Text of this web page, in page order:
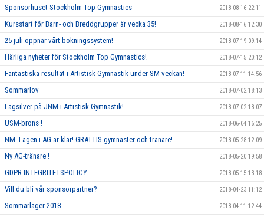
Sponsorhuset-Stockholm Top Gymnastics 2018-08-16 22:11
Kursstart för Barn- och Breddgrupper är vecka 35! 2018-08-16 12:30
25 juli öppnar vårt bokningssystem! 2018-07-19 09:14
Härliga nyheter för Stockholm Top Gymnastics! 2018-07-15 20:12
Fantastiska resultat i Artistisk Gymnastik under SM-veckan! 2018-07-11 14:56
Sommarlov 2018-07-02 18:13
Lagsilver på JNM i Artistisk Gymnastik! 2018-07-02 18:07
USM-brons ! 2018-06-04 16:25
NM- Lagen i AG är klar! GRATTIS gymnaster och tränare! 2018-05-28 12:09
Ny AG-tränare ! 2018-05-20 19:58
GDPR-INTEGRITETSPOLICY 2018-05-15 13:18
Vill du bli vår sponsorpartner? 2018-04-23 11:12
Sommarläger 2018 2018-04-11 12:44